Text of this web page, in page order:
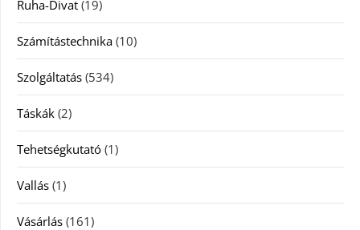
Ruha-Divat (19)
Számítástechnika (10)
Szolgáltatás (534)
Táskák (2)
Tehetségkutató (1)
Vallás (1)
Vásárlás (161)